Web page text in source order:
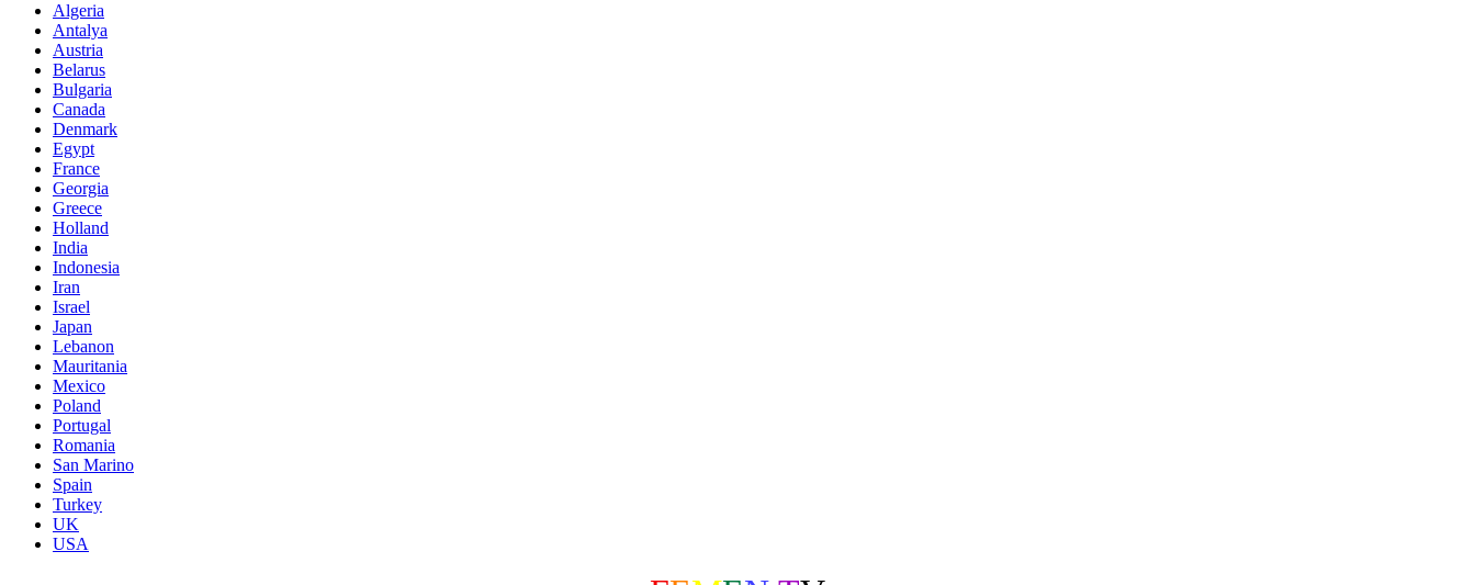
Algeria
Antalya
Austria
Belarus
Bulgaria
Canada
Denmark
Egypt
France
Georgia
Greece
Holland
India
Indonesia
Iran
Israel
Japan
Lebanon
Mauritania
Mexico
Poland
Portugal
Romania
San Marino
Spain
Turkey
UK
USA